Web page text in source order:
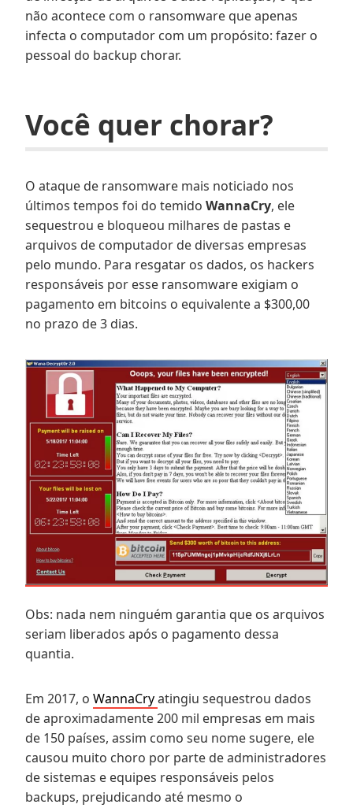
não acontece com o ransomware que apenas
infecta o computador com um propósito: fazer o
pessoal do backup chorar.
Você quer chorar?
O ataque de ransomware mais noticiado nos
últimos tempos foi do temido WannaCry, ele
sequestrou e bloqueou milhares de pastas e
arquivos de computador de diversas empresas
pelo mundo. Para resgatar os dados, os hackers
responsáveis por esse ransomware exigiam o
pagamento em bitcoins o equivalente a $300,00
no prazo de 3 dias.
Obs: nada nem ninguém garantia que os arquivos
seriam liberados após o pagamento dessa
quantia.
Em 2017, o WannaCryatingiu sequestrou dados
de aproximadamente 200 mil empresas em mais
de 150 países, assim como seu nome sugere, ele
causou muito choro por parte de administradores
de sistemas e equipes responsáveis pelos
backups, prejudicando até mesmo o